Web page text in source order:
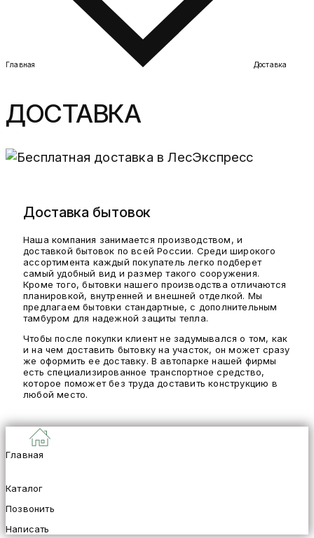
Главная Доставка
ДОСТАВКА
Доставка бытовок
Наша компания занимается производством, и
доставкой бытовок по всей России. Среди широкого
ассортимента каждый покупатель легко подберет
самый удобный вид и размер такого сооружения.
Кроме того, бытовки нашего производства отличаются
планировкой, внутренней и внешней отделкой. Мы
предлагаем бытовки стандартные, с дополнительным
тамбуром для надежной защиты тепла.
Чтобы после покупки клиент не задумывался о том, как
и на чем доставить бытовку на участок, он может сразу
же оформить ее доставку. В автопарке нашей фирмы
есть специализированное транспортное средство,
которое поможет без труда доставить конструкцию в
любой место.
Главная
Каталог
Позвонить
Написать